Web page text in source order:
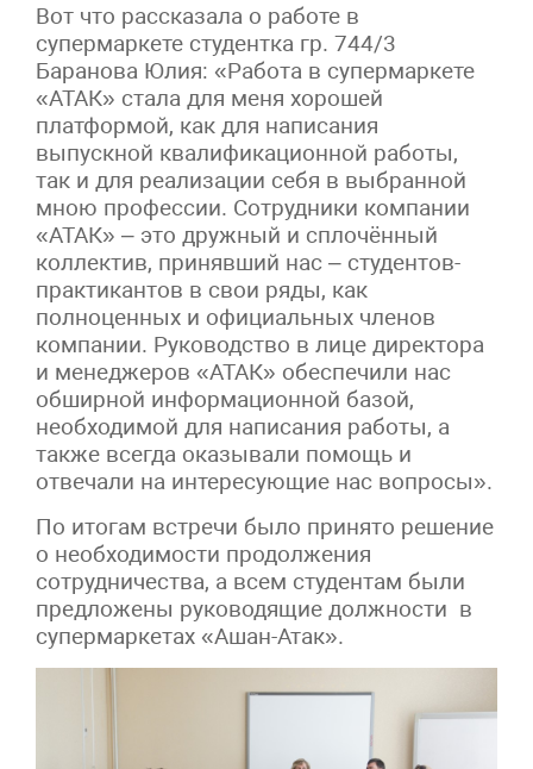
Вот что рассказала о работе в
супермаркете студентка гр. 744/3
Баранова Юлия: «Работа в супермаркете
«АТАК» стала для меня хорошей
платформой, как для написания
выпускной квалификационной работы,
так и для реализации себя в выбранной
мною профессии. Сотрудники компании
«АТАК» – это дружный и сплочённый
коллектив, принявший нас – студентов-
практикантов в свои ряды, как
полноценных и официальных членов
компании. Руководство в лице директора
и менеджеров «АТАК» обеспечили нас
обширной информационной базой,
необходимой для написания работы, а
также всегда оказывали помощь и
отвечали на интересующие нас вопросы».
По итогам встречи было принято решение
о необходимости продолжения
сотрудничества, а всем студентам были
предложены руководящие должности в
супермаркетах «Ашан-Атак».